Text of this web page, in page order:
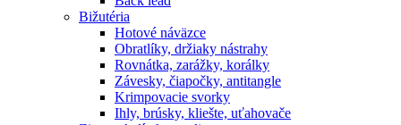
Bižutéria
Hotové náväzce
Obratlíky, držiaky nástrahy
Rovnátka, zarážky, korálky
Závesky, čiapočky, antitangle
Krimpovacie svorky
Ihly, brúsky, kliešte, uťahovače